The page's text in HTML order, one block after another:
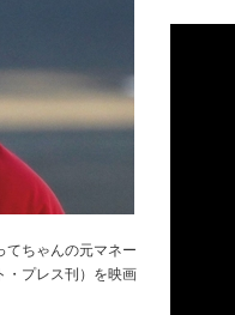
てちゃんの元マネー
・プレス刊）を映画